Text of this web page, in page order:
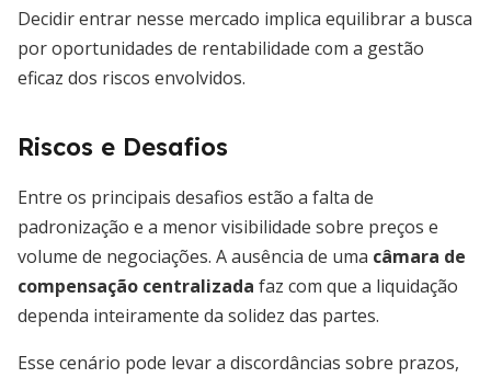
Decidir entrar nesse mercado implica equilibrar a busca
por oportunidades de rentabilidade com a gestão
eficaz dos riscos envolvidos.
Riscos e Desafios
Entre os principais desafios estão a falta de
padronização e a menor visibilidade sobre preços e
volume de negociações. A ausência de uma câmara de
compensação centralizada faz com que a liquidação
dependa inteiramente da solidez das partes.
Esse cenário pode levar a discordâncias sobre prazos,